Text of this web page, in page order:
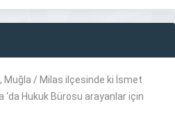
Muğla / Milas ilçesinde ki İsmet
‘da Hukuk Bürosu arayanlar için